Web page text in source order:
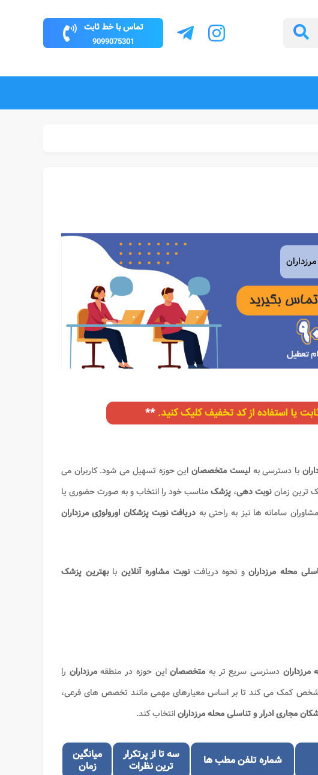
تماس با خط ثابت
9099075301
مرزداران
با دسترسی به لیست متخصصان این حوزه تسهیل می شود. کاربران می
ترین زماننوبت دهی، پزشکمناسب خود را انتخاب و به صورت حضوری یا
سامانه ها نیز به راحتی به دریافت نوبت پزشکان اورولوژی مرزداران​
محله مرزداران​و نحوه دریافتنوبت مشاوره آنلاین بابهترین پزشک
دسترسی سریع تر به متخصصاناین حوزه در منطقهمرزداران​ را
کمک می کند تا بر اساس معیارهای مهمی مانند تخصص های فرعی،
مجاری ادرار و تناسلی محله مرزداران​انتخاب کند.
شماره تلفن مطب ها
سه تا از پرتکرار
ترین نظرات
میانگین
زمان